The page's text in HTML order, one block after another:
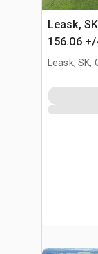
Leask,
156.06
Leask, SK,